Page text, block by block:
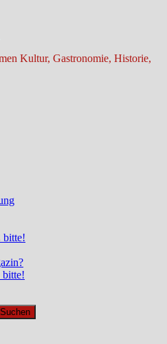
Kultur, Gastronomie, Historie,
bitte!